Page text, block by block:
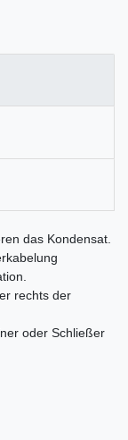
das Kondensat.
rechts der
oder Schließer